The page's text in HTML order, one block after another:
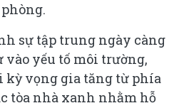
sự tập trung ngày càng
vào yếu tố môi trường,
kỳ vọng gia tăng từ phía
tòa nhà xanh nhằm hỗ